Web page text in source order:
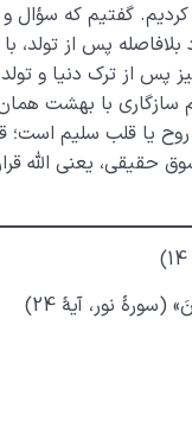
گفتیم که سؤال
پس از تولد، با
از ترک دنیا و تولد
سازگاری با بهشت
یا قلب سلیم است؛
یعنی الله
نور، آیۀ 24)